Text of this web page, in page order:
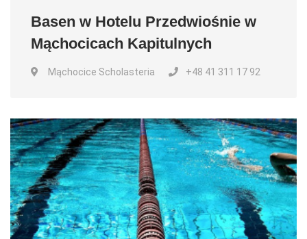
Basen w Hotelu Przedwiośnie w
Mąchocicach Kapitulnych
Mąchocice Scholasteria +48 41 311 17 92